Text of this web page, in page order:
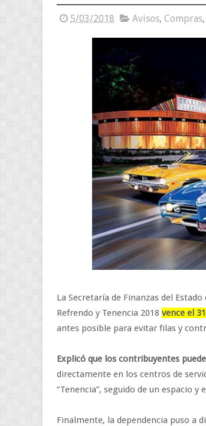
5/03/2018 Avisos, Compras,
La Secretaría de Finanzas del
Refrendo y Tenencia 2018 vence el
antes posible para evitar filas y
Explicó que los contribuyentes
directamente en los centros de
“Tenencia”, seguido de un espacio y
Finalmente, la dependencia puso a